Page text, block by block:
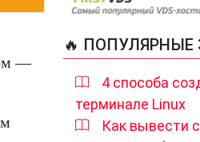
—
🔥 ПОПУЛЯРНЫЕ
4 способа
терминале Linux
Как вывести